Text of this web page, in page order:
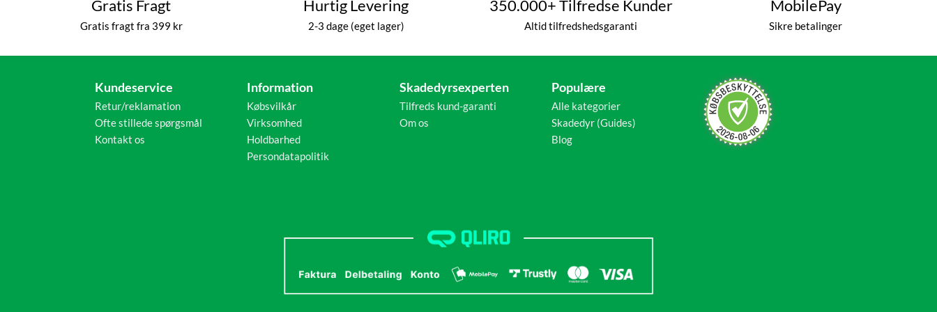
Gratis Fragt
Gratis fragt fra 399 kr
Hurtig Levering
2-3 dage (eget lager)
350.000+ Tilfredse Kunder
Altid tilfredshedsgaranti
MobilePay
Sikre betalinger
Kundeservice
Retur/reklamation
Ofte stillede spørgsmål
Kontakt os
Information
Købsvilkår
Virksomhed
Holdbarhed
Persondatapolitik
Skadedyrsexperten
Tilfreds kund-garanti
Om os
Populære
Alle kategorier
Skadedyr (Guides)
Blog